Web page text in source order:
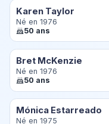
Karen Taylor
Né en 1976
50 ans
Bret McKenzie
Né en 1976
50 ans
Mónica Estarreado
Né en 1975